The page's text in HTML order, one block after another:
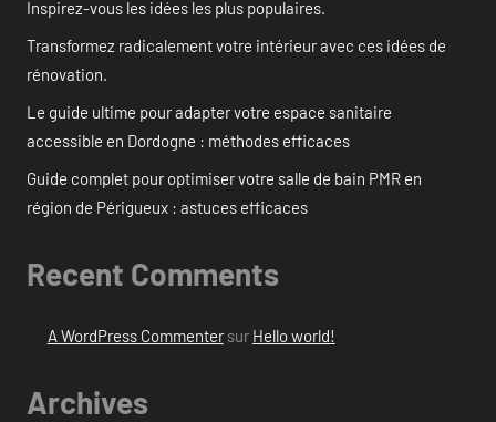
Inspirez-vous les idées les plus populaires.
Transformez radicalement votre intérieur avec ces idées de
rénovation.
Le guide ultime pour adapter votre espace sanitaire
accessible en Dordogne : méthodes efficaces
Guide complet pour optimiser votre salle de bain PMR en
région de Périgueux : astuces efficaces
Recent Comments
A WordPress Commentersur Hello world!
Archives